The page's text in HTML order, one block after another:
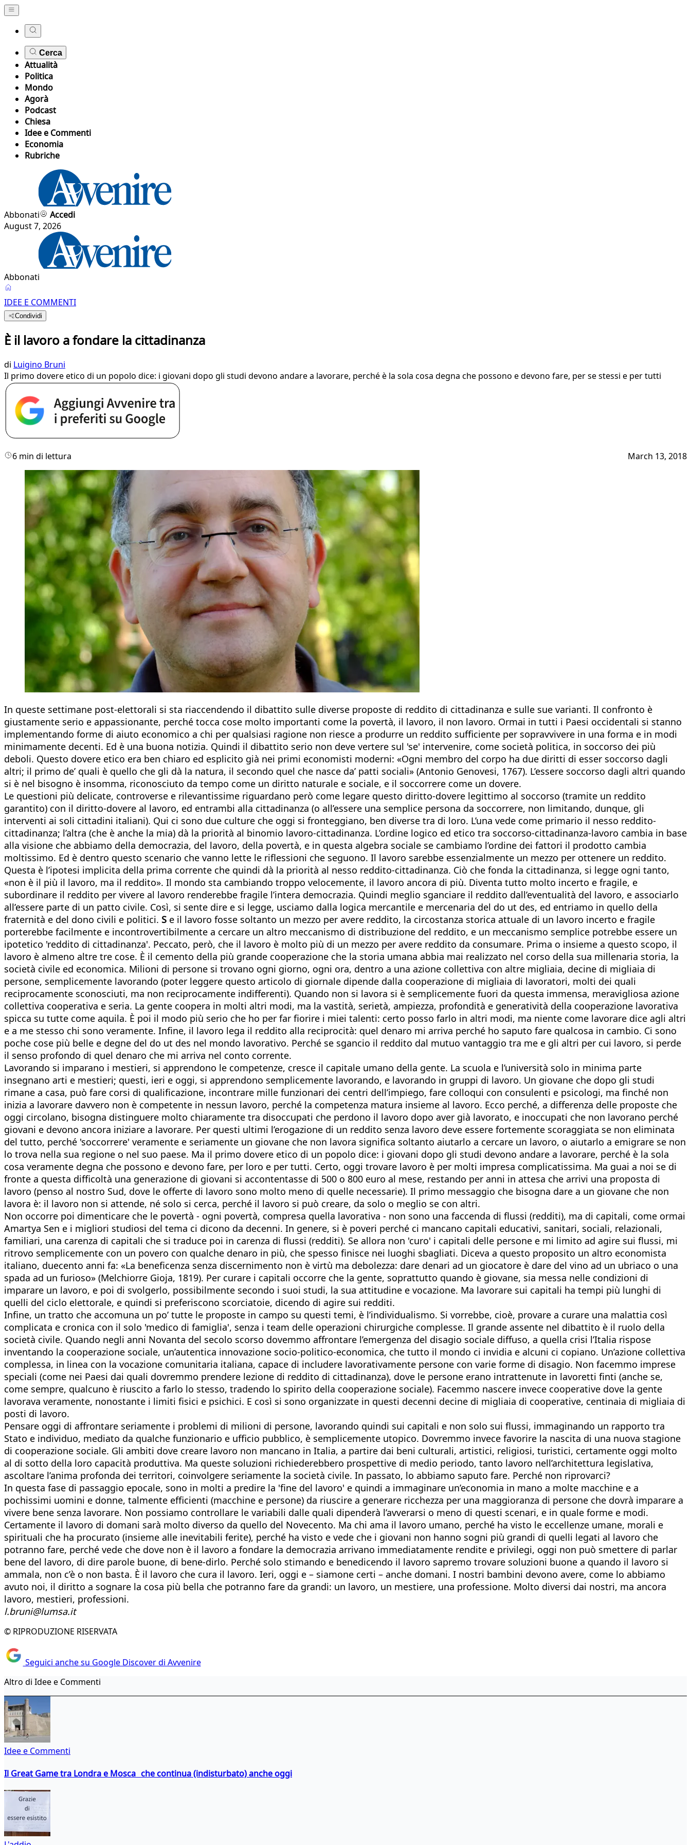
Cerca
Attualità
Politica
Mondo
Agorà
Podcast
Chiesa
Idee e Commenti
Economia
Rubriche
Abbonati
Accedi
August 7, 2026
Abbonati
IDEE E COMMENTI
Condividi
È il lavoro a fondare la cittadinanza
di Luigino Bruni
Il primo dovere etico di un popolo dice: i giovani dopo gli studi devono andare a lavorare, perché è la sola cosa degna che possono e devono fare, per se stessi e per tutti
6 min di lettura March 13, 2018
In queste settimane post-elettorali si sta riaccendendo il dibattito sulle diverse proposte di reddito di cittadinanza e sulle sue varianti. Il confronto è
giustamente serio e appassionante, perché tocca cose molto importanti come la povertà, il lavoro, il non lavoro. Ormai in tutti i Paesi occidentali si stanno
implementando forme di aiuto economico a chi per qualsiasi ragione non riesce a produrre un reddito sufficiente per sopravvivere in una forma e in modi
minimamente decenti. Ed è una buona notizia. Quindi il dibattito serio non deve vertere sul 'se' intervenire, come società politica, in soccorso dei più
deboli. Questo dovere etico era ben chiaro ed esplicito già nei primi economisti moderni: «Ogni membro del corpo ha due diritti di esser soccorso dagli
altri; il primo de’ quali è quello che gli dà la natura, il secondo quel che nasce da’ patti sociali» (Antonio Genovesi, 1767). L’essere soccorso dagli altri quando
si è nel bisogno è insomma, riconosciuto da tempo come un diritto naturale e sociale, e il soccorrere come un dovere.
Le questioni più delicate, controverse e rilevantissime riguardano però come legare questo diritto-dovere legittimo al soccorso (tramite un reddito
garantito) con il diritto-dovere al lavoro, ed entrambi alla cittadinanza (o all’essere una semplice persona da soccorrere, non limitando, dunque, gli
interventi ai soli cittadini italiani). Qui ci sono due culture che oggi si fronteggiano, ben diverse tra di loro. L’una vede come primario il nesso reddito-
cittadinanza; l’altra (che è anche la mia) dà la priorità al binomio lavoro-cittadinanza. L’ordine logico ed etico tra soccorso-cittadinanza-lavoro cambia in base
alla visione che abbiamo della democrazia, del lavoro, della povertà, e in questa algebra sociale se cambiamo l’ordine dei fattori il prodotto cambia
moltissimo. Ed è dentro questo scenario che vanno lette le riflessioni che seguono. Il lavoro sarebbe essenzialmente un mezzo per ottenere un reddito.
Questa è l’ipotesi implicita della prima corrente che quindi dà la priorità al nesso reddito-cittadinanza. Ciò che fonda la cittadinanza, si legge ogni tanto,
«non è il più il lavoro, ma il reddito». Il mondo sta cambiando troppo velocemente, il lavoro ancora di più. Diventa tutto molto incerto e fragile, e
subordinare il reddito per vivere al lavoro renderebbe fragile l’intera democrazia. Quindi meglio sganciare il reddito dall’eventualità del lavoro, e associarlo
all’essere parte di un patto civile. Così, si sente dire e si legge, usciamo dalla logica mercantile e mercenaria del do ut des, ed entriamo in quello della
fraternità e del dono civili e politici. S e il lavoro fosse soltanto un mezzo per avere reddito, la circostanza storica attuale di un lavoro incerto e fragile
porterebbe facilmente e incontrovertibilmente a cercare un altro meccanismo di distribuzione del reddito, e un meccanismo semplice potrebbe essere un
ipotetico 'reddito di cittadinanza'. Peccato, però, che il lavoro è molto più di un mezzo per avere reddito da consumare. Prima o insieme a questo scopo, il
lavoro è almeno altre tre cose. È il cemento della più grande cooperazione che la storia umana abbia mai realizzato nel corso della sua millenaria storia, la
società civile ed economica. Milioni di persone si trovano ogni giorno, ogni ora, dentro a una azione collettiva con altre migliaia, decine di migliaia di
persone, semplicemente lavorando (poter leggere questo articolo di giornale dipende dalla cooperazione di migliaia di lavoratori, molti dei quali
reciprocamente sconosciuti, ma non reciprocamente indifferenti). Quando non si lavora si è semplicemente fuori da questa immensa, meravigliosa azione
collettiva cooperativa e seria. La gente coopera in molti altri modi, ma la vastità, serietà, ampiezza, profondità e generatività della cooperazione lavorativa
spicca su tutte come aquila. È poi il modo più serio che ho per far fiorire i miei talenti: certo posso farlo in altri modi, ma niente come lavorare dice agli altri
e a me stesso chi sono veramente. Infine, il lavoro lega il reddito alla reciprocità: quel denaro mi arriva perché ho saputo fare qualcosa in cambio. Ci sono
poche cose più belle e degne del do ut des nel mondo lavorativo. Perché se sgancio il reddito dal mutuo vantaggio tra me e gli altri per cui lavoro, si perde
il senso profondo di quel denaro che mi arriva nel conto corrente.
Lavorando si imparano i mestieri, si apprendono le competenze, cresce il capitale umano della gente. La scuola e l’università solo in minima parte
insegnano arti e mestieri; questi, ieri e oggi, si apprendono semplicemente lavorando, e lavorando in gruppi di lavoro. Un giovane che dopo gli studi
rimane a casa, può fare corsi di qualificazione, incontrare mille funzionari dei centri dell’impiego, fare colloqui con consulenti e psicologi, ma finché non
inizia a lavorare davvero non è competente in nessun lavoro, perché la competenza matura insieme al lavoro. Ecco perché, a differenza delle proposte che
oggi circolano, bisogna distinguere molto chiaramente tra disoccupati che perdono il lavoro dopo aver già lavorato, e inoccupati che non lavorano perché
giovani e devono ancora iniziare a lavorare. Per questi ultimi l’erogazione di un reddito senza lavoro deve essere fortemente scoraggiata se non eliminata
del tutto, perché 'soccorrere' veramente e seriamente un giovane che non lavora significa soltanto aiutarlo a cercare un lavoro, o aiutarlo a emigrare se non
lo trova nella sua regione o nel suo paese. Ma il primo dovere etico di un popolo dice: i giovani dopo gli studi devono andare a lavorare, perché è la sola
cosa veramente degna che possono e devono fare, per loro e per tutti. Certo, oggi trovare lavoro è per molti impresa complicatissima. Ma guai a noi se di
fronte a questa difficoltà una generazione di giovani si accontentasse di 500 o 800 euro al mese, restando per anni in attesa che arrivi una proposta di
lavoro (penso al nostro Sud, dove le offerte di lavoro sono molto meno di quelle necessarie). Il primo messaggio che bisogna dare a un giovane che non
lavora è: il lavoro non si attende, né solo si cerca, perché il lavoro si può creare, da solo o meglio se con altri.
Non occorre poi dimenticare che le povertà - ogni povertà, compresa quella lavorativa - non sono una faccenda di flussi (redditi), ma di capitali, come ormai
Amartya Sen e i migliori studiosi del tema ci dicono da decenni. In genere, si è poveri perché ci mancano capitali educativi, sanitari, sociali, relazionali,
familiari, una carenza di capitali che si traduce poi in carenza di flussi (redditi). Se allora non 'curo' i capitali delle persone e mi limito ad agire sui flussi, mi
ritrovo semplicemente con un povero con qualche denaro in più, che spesso finisce nei luoghi sbagliati. Diceva a questo proposito un altro economista
italiano, duecento anni fa: «La beneficenza senza discernimento non è virtù ma debolezza: dare denari ad un giocatore è dare del vino ad un ubriaco o una
spada ad un furioso» (Melchiorre Gioja, 1819). Per curare i capitali occorre che la gente, soprattutto quando è giovane, sia messa nelle condizioni di
imparare un lavoro, e poi di svolgerlo, possibilmente secondo i suoi studi, la sua attitudine e vocazione. Ma lavorare sui capitali ha tempi più lunghi di
quelli del ciclo elettorale, e quindi si preferiscono scorciatoie, dicendo di agire sui redditi.
Infine, un tratto che accomuna un po’ tutte le proposte in campo su questi temi, è l’individualismo. Si vorrebbe, cioè, provare a curare una malattia così
complicata e cronica con il solo 'medico di famiglia', senza i team delle operazioni chirurgiche complesse. Il grande assente nel dibattito è il ruolo della
società civile. Quando negli anni Novanta del secolo scorso dovemmo affrontare l’emergenza del disagio sociale diffuso, a quella crisi l’Italia rispose
inventando la cooperazione sociale, un’autentica innovazione socio-politico-economica, che tutto il mondo ci invidia e alcuni ci copiano. Un’azione collettiva
complessa, in linea con la vocazione comunitaria italiana, capace di includere lavorativamente persone con varie forme di disagio. Non facemmo imprese
speciali (come nei Paesi dai quali dovremmo prendere lezione di reddito di cittadinanza), dove le persone erano intrattenute in lavoretti finti (anche se,
come sempre, qualcuno è riuscito a farlo lo stesso, tradendo lo spirito della cooperazione sociale). Facemmo nascere invece cooperative dove la gente
lavorava veramente, nonostante i limiti fisici e psichici. E così si sono organizzate in questi decenni decine di migliaia di cooperative, centinaia di migliaia di
posti di lavoro.
Pensare oggi di affrontare seriamente i problemi di milioni di persone, lavorando quindi sui capitali e non solo sui flussi, immaginando un rapporto tra
Stato e individuo, mediato da qualche funzionario e ufficio pubblico, è semplicemente utopico. Dovremmo invece favorire la nascita di una nuova stagione
di cooperazione sociale. Gli ambiti dove creare lavoro non mancano in Italia, a partire dai beni culturali, artistici, religiosi, turistici, certamente oggi molto
al di sotto della loro capacità produttiva. Ma queste soluzioni richiederebbero prospettive di medio periodo, tanto lavoro nell’architettura legislativa,
ascoltare l’anima profonda dei territori, coinvolgere seriamente la società civile. In passato, lo abbiamo saputo fare. Perché non riprovarci?
In questa fase di passaggio epocale, sono in molti a predire la 'fine del lavoro' e quindi a immaginare un’economia in mano a molte macchine e a
pochissimi uomini e donne, talmente efficienti (macchine e persone) da riuscire a generare ricchezza per una maggioranza di persone che dovrà imparare a
vivere bene senza lavorare. Non possiamo controllare le variabili dalle quali dipenderà l’avverarsi o meno di questi scenari, e in quale forme e modi.
Certamente il lavoro di domani sarà molto diverso da quello del Novecento. Ma chi ama il lavoro umano, perché ha visto le eccellenze umane, morali e
spirituali che ha procurato (insieme alle inevitabili ferite), perché ha visto e vede che i giovani non hanno sogni più grandi di quelli legati al lavoro che
potranno fare, perché vede che dove non è il lavoro a fondare la democrazia arrivano immediatamente rendite e privilegi, oggi non può smettere di parlar
bene del lavoro, di dire parole buone, di bene-dirlo. Perché solo stimando e benedicendo il lavoro sapremo trovare soluzioni buone a quando il lavoro si
ammala, non c’è o non basta. È il lavoro che cura il lavoro. Ieri, oggi e – siamone certi – anche domani. I nostri bambini devono avere, come lo abbiamo
avuto noi, il diritto a sognare la cosa più bella che potranno fare da grandi: un lavoro, un mestiere, una professione. Molto diversi dai nostri, ma ancora
lavoro, mestieri, professioni.
l.bruni@lumsa.it
© RIPRODUZIONE RISERVATA
Seguici anche su Google Discover di Avvenire
Altro di Idee e Commenti
Idee e Commenti
Il Great Game tra Londra e Mosca che continua (indisturbato) anche oggi